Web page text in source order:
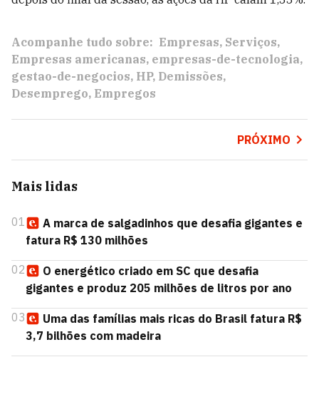
Acompanhe tudo sobre: Empresas Serviços
Empresas americanas empresas-de-tecnologia
gestao-de-negocios HP Demissões
Desemprego Empregos
PRÓXIMO
Mais lidas
01
A marca de salgadinhos que desafia gigantes e
fatura R$ 130 milhões
02
O energético criado em SC que desafia
gigantes e produz 205 milhões de litros por ano
03
Uma das famílias mais ricas do Brasil fatura R$
3,7 bilhões com madeira